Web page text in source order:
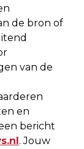
de bron of
van de
en
bericht
. Jouw